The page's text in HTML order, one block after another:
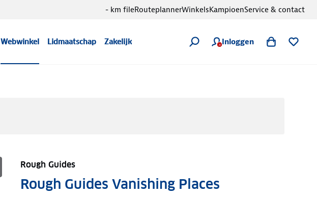
Webwinkel Lidmaatschap Zakelijk Inloggen
- km fileRouteplannerWinkelsKampioenService & contact
Rough Guides
Rough Guides Vanishing Places